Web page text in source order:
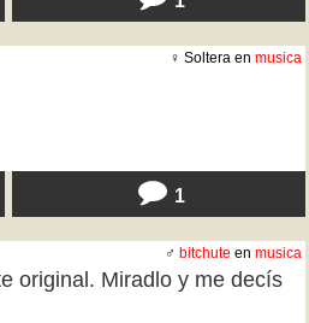
♀ Soltera en musica
1
♂ bitchute en musica
original. Miradlo y me decís